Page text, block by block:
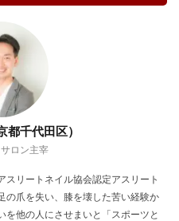
都千代田区）
ロン主宰
スリートネイル協会認定アスリート
の爪を失い、膝を壊した苦い経験か
を他の人にさせまいと「スポーツと